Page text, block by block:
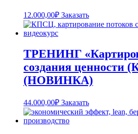
12.000,00₽ Заказать
ТРЕНИНГ
создания ценности
(НОВИНКА)
44.000,00₽ Заказать